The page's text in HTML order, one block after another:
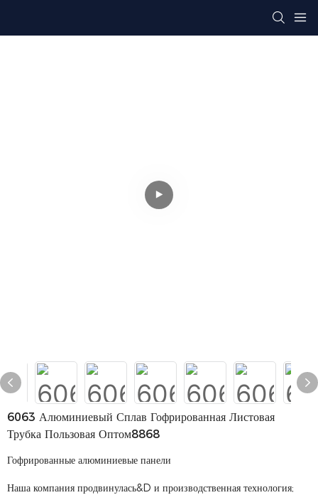
6063 Алюминиевый Сплав Гофрированная Листовая
Трубка Пользовая Оптом8868
Гофрированные алюминиевые панели
Наша компания продвинулась&D и производственная технология;